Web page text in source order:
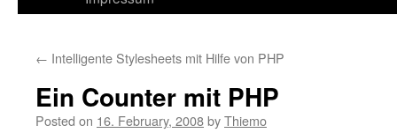
← Intelligente Stylesheets mit Hilfe von PHP
Ein Counter mit PHP
Posted on 16. February, 2008byThiemo